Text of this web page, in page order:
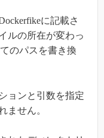
に記載さ
ルの所在が変わっ
のパスを書き換
ョンと引数を指定
ません。